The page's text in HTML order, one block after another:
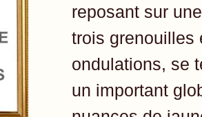
reposant sur
trois grenouilles
ondulations, se
un important